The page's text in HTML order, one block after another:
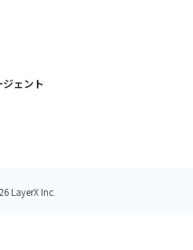
ェント
LayerX Inc.